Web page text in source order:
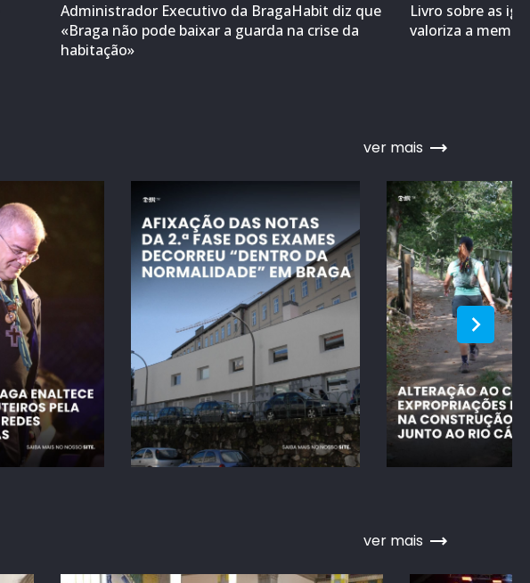
Administrador Executivo da BragaHabit diz que
«Braga não pode baixar a guarda na crise da
habitação»
Livro sobre as
valoriza a
ver mais
ver mais